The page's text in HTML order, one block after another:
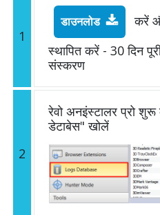
1
डाउनलोड
करें
स्थापित करें - 30 दिन
संस्करण
2
रेवो अनइंस्टालर प्रो
डेटाबेस" खोलें